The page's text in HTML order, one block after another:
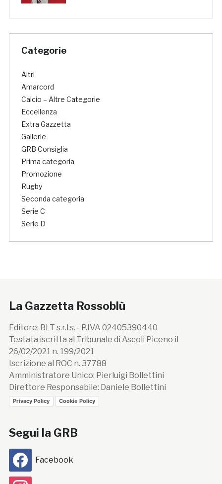
Categorie
Altri
Amarcord
Calcio – Altre Categorie
Eccellenza
Extra Gazzetta
Gallerie
GRB Consiglia
Prima categoria
Promozione
Rugby
Seconda categoria
Serie C
Serie D
La Gazzetta Rossoblù
Editore: BLT s.r.l.s. - P.IVA 02405390440
Testata iscritta al Tribunale di Ascoli Piceno il
26/02/2021 n. 199/2021
Iscrizione al ROC n. 37788
Amministratore Unico: Pierluigi Bollettini
Direttore Responsabile: Daniele Bollettini
Privacy Policy Cookie Policy
Segui la GRB
Facebook